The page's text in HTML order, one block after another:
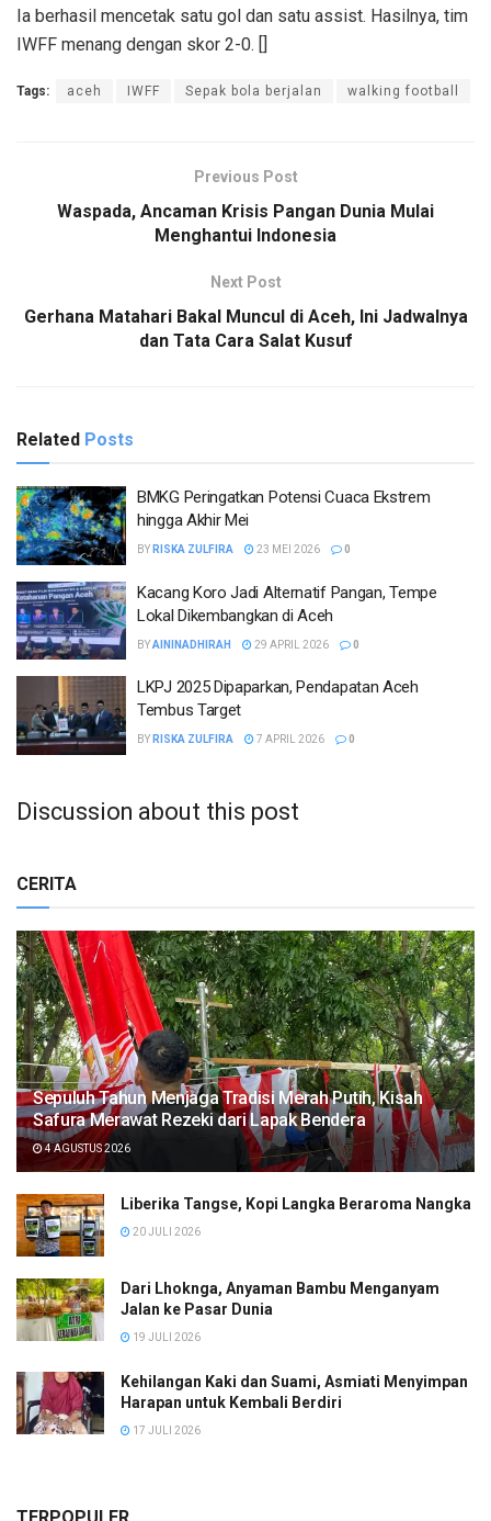
Ia berhasil mencetak satu gol dan satu assist. Hasilnya, tim
IWFF menang dengan skor 2-0. []
Tags: aceh IWFF Sepak bola berjalan walking football
Previous Post
Waspada, Ancaman Krisis Pangan Dunia Mulai
Menghantui Indonesia
Next Post
Gerhana Matahari Bakal Muncul di Aceh, Ini Jadwalnya
dan Tata Cara Salat Kusuf
Related Posts
BMKG Peringatkan Potensi Cuaca Ekstrem
hingga Akhir Mei
BY RISKA ZULFIRA 23 MEI 2026 0
Kacang Koro Jadi Alternatif Pangan, Tempe
Lokal Dikembangkan di Aceh
BYAININADHIRAH 29 APRIL 2026 0
LKPJ 2025 Dipaparkan, Pendapatan Aceh
Tembus Target
BY RISKA ZULFIRA 7 APRIL 2026 0
Discussion about this post
CERITA
Sepuluh Tahun Menjaga Tradisi Merah Putih, Kisah
Safura Merawat Rezeki dari Lapak Bendera
4 AGUSTUS 2026
Liberika Tangse, Kopi Langka Beraroma Nangka
20 JULI 2026
Dari Lhoknga, Anyaman Bambu Menganyam
Jalan ke Pasar Dunia
19 JULI 2026
Kehilangan Kaki dan Suami, Asmiati Menyimpan
Harapan untuk Kembali Berdiri
17 JULI 2026